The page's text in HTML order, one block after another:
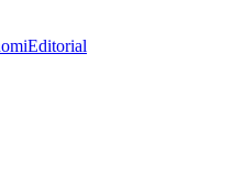
Editorial